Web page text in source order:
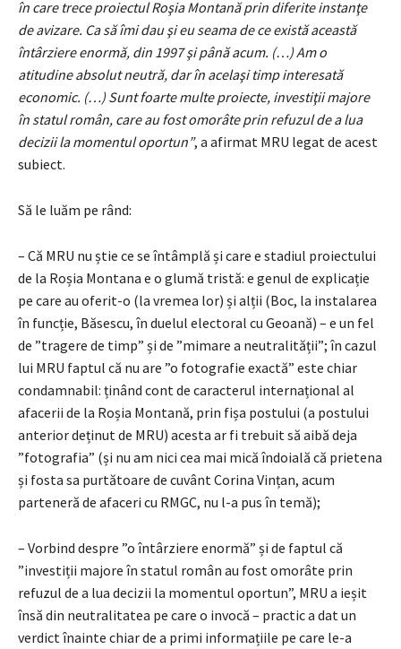
în care trece proiectul Roşia Montană prin diferite instanţe
de avizare. Ca să îmi dau şi eu seama de ce există această
întârziere enormă, din 1997 şi până acum. (…) Am o
atitudine absolut neutră, dar în acelaşi timp interesată
economic. (…) Sunt foarte multe proiecte, investiţii majore
în statul român, care au fost omorâte prin refuzul de a lua
decizii la momentul oportun”, a afirmat MRU legat de acest
subiect.
Să le luăm pe rând:
– Că MRU nu știe ce se întâmplă și care e stadiul proiectului
de la Roșia Montana e o glumă tristă: e genul de explicație
pe care au oferit-o (la vremea lor) și alții (Boc, la instalarea
în funcție, Băsescu, în duelul electoral cu Geoană) – e un fel
de ”tragere de timp” și de ”mimare a neutralității”; în cazul
lui MRU faptul că nu are ”o fotografie exactă” este chiar
condamnabil: ținând cont de caracterul internațional al
afacerii de la Roșia Montană, prin fișa postului (a postului
anterior deținut de MRU) acesta ar fi trebuit să aibă deja
”fotografia” (și nu am nici cea mai mică îndoială că prietena
și fosta sa purtătoare de cuvânt Corina Vințan, acum
parteneră de afaceri cu RMGC, nu l-a pus în temă);
– Vorbind despre ”o întârziere enormă” și de faptul că
”investiții majore în statul român au fost omorâte prin
refuzul de a lua decizii la momentul oportun”, MRU a ieșit
însă din neutralitatea pe care o invocă – practic a dat un
verdict înainte chiar de a primi informațiile pe care le-a